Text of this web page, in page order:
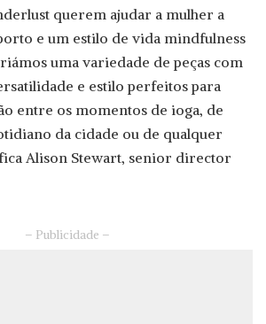
querem ajudar a mulher a
e um estilo de vida mindfulness
uma variedade de peças com
e estilo perfeitos para
entre os momentos de ioga, de
da cidade ou de qualquer
Alison Stewart, senior director
– Publicidade –